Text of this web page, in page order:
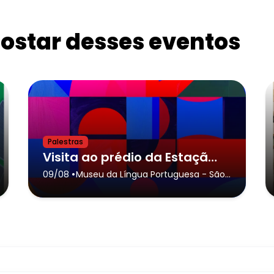
desses eventos
Palestras
Visita ao prédio da Estação da Luz para CRIANÇAS. Inscrita na Jornada do Patrimônio Estadual
09/08 •Museu da Língua Portuguesa- São